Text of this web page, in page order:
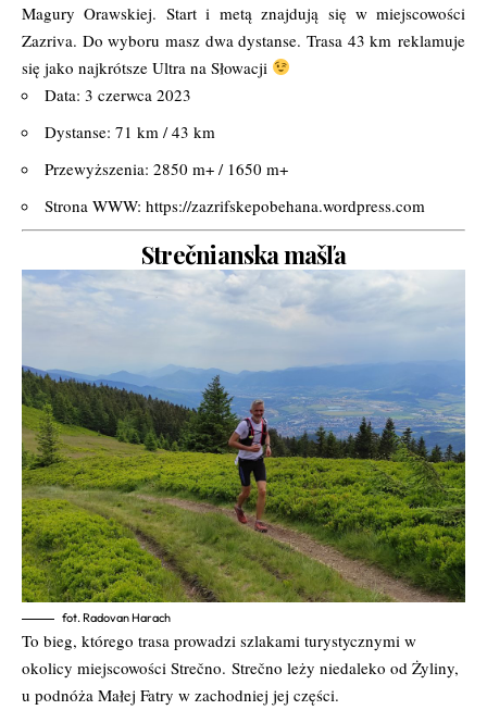
Magury Orawskiej. Start i metą znajdują się w miejscowości
Zazriva. Do wyboru masz dwa dystanse. Trasa 43 km reklamuje
się jako najkrótsze Ultra na Słowacji
Data: 3 czerwca 2023
Dystanse: 71 km / 43 km
Przewyższenia: 2850 m+ / 1650 m+
Strona WWW: https://zazrifskepobehana.wordpress.com
Strečnianska mašľa
fot. Radovan Harach
To bieg, którego trasa prowadzi szlakami turystycznymi w
okolicy miejscowości Strečno. Strečno leży niedaleko od Żyliny,
u podnóża Małej Fatry w zachodniej jej części.